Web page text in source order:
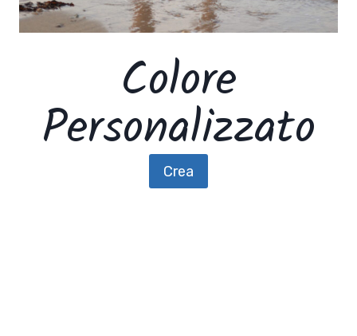
Colore
Personalizzato
Crea